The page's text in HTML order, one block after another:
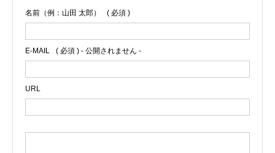
名前（例：山田 太郎） ( 必須 )
E-MAIL ( 必須 ) - 公開されません -
URL